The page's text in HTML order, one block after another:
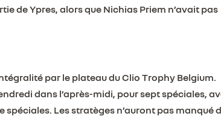
de Ypres, alors que Nichias Priem n’avait pas
par le plateau du Clio Trophy Belgium.
dans l’après-midi, pour sept spéciales,
Les stratèges n’auront pas manqué